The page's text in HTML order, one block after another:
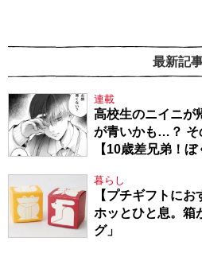
最新記
連載
高校生のニイニが
が青いかも…？
【10歳差兄弟！
暮らし
【プチギフトに
ホッとひと息。箱
グ」